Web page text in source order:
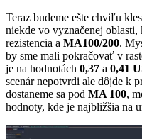
Teraz budeme ešte chviľu
niekde vo vyznačenej oblasti,
rezistencia a MA100/200.
by sme mali pokračovať v
je na hodnotách 0,37 a 0,41
scenár nepotvrdi ale dôjde k
dostaneme sa pod MA 100,
hodnoty, kde je najbližšia na